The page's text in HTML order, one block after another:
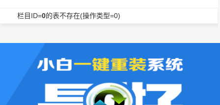
栏目ID=0的表不存在(操作类型=0)